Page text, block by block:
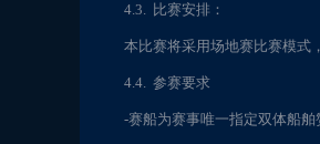
4.3. 比赛安排：
本比赛将采用场地赛比赛模式
4.4. 参赛要求
-赛船为赛事唯一指定双体船舶